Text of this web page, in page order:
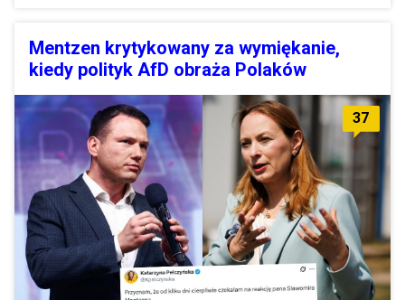
Mentzen krytykowany za wymiękanie,
kiedy polityk AfD obraża Polaków
37